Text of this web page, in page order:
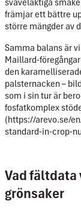
främjar ett bättre
större mängder av
Samma balans är
Maillard-
den
palsternacken –
som i sin tur är
fosfatkomplex
(https://arevo.se/
standard-in-crop-
Vad fältdata
grönsaker